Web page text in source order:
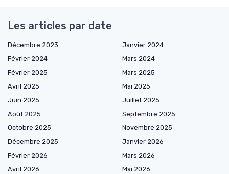
Les articles par date
Décembre 2023
Janvier 2024
Février 2024
Mars 2024
Février 2025
Mars 2025
Avril 2025
Mai 2025
Juin 2025
Juillet 2025
Août 2025
Septembre 2025
Octobre 2025
Novembre 2025
Décembre 2025
Janvier 2026
Février 2026
Mars 2026
Avril 2026
Mai 2026